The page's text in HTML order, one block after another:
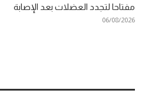
مفتاحا لتجدد العضلات بعد الإصابة
06/08/2026